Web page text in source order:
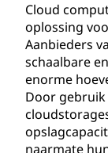
Cloud
oplossing
Aanbieders
schaalbare
enorme
Door
naarmate